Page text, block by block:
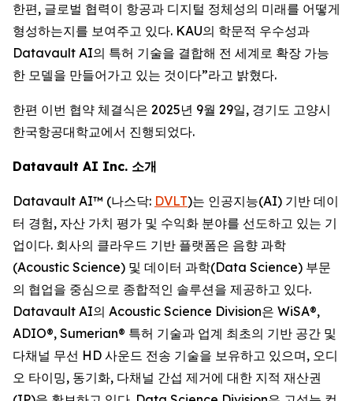
한편, 글로벌 협력이 항공과 디지털 정체성의 미래를 어떻게
형성하는지를 보여주고 있다. KAU의 학문적 우수성과
Datavault AI의 특허 기술을 결합해 전 세계로 확장 가능
한 모델을 만들어가고 있는 것이다”라고 밝혔다.
한편 이번 협약 체결식은 2025년 9월 29일, 경기도 고양시
한국항공대학교에서 진행되었다.
Datavault AI Inc. 소개
Datavault AI™ (나스닥: DVLT)는 인공지능(AI) 기반 데이
터 경험, 자산 가치 평가 및 수익화 분야를 선도하고 있는 기
업이다. 회사의 클라우드 기반 플랫폼은 음향 과학
(Acoustic Science) 및 데이터 과학(Data Science) 부문
의 협업을 중심으로 종합적인 솔루션을 제공하고 있다.
Datavault AI의 Acoustic Science Division은 WiSA®,
ADIO®, Sumerian® 특허 기술과 업계 최초의 기반 공간 및
다채널 무선 HD 사운드 전송 기술을 보유하고 있으며, 오디
오 타이밍, 동기화, 다채널 간섭 제거에 대한 지적 재산권